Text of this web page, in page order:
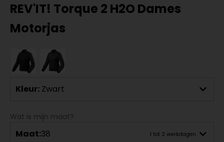
REV'IT! Torque 2 H2O Dames
Motorjas
Kleur: Zwart
Wat is mijn maat?
Maat:38 1 tot 2 werkdagen